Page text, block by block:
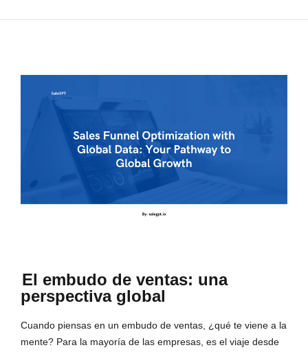
El embudo de ventas: una
perspectiva global
Cuando piensas en un embudo de ventas, ¿qué te viene a la
mente? Para la mayoría de las empresas, es el viaje desde